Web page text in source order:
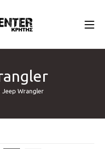
Jeep Wrangler